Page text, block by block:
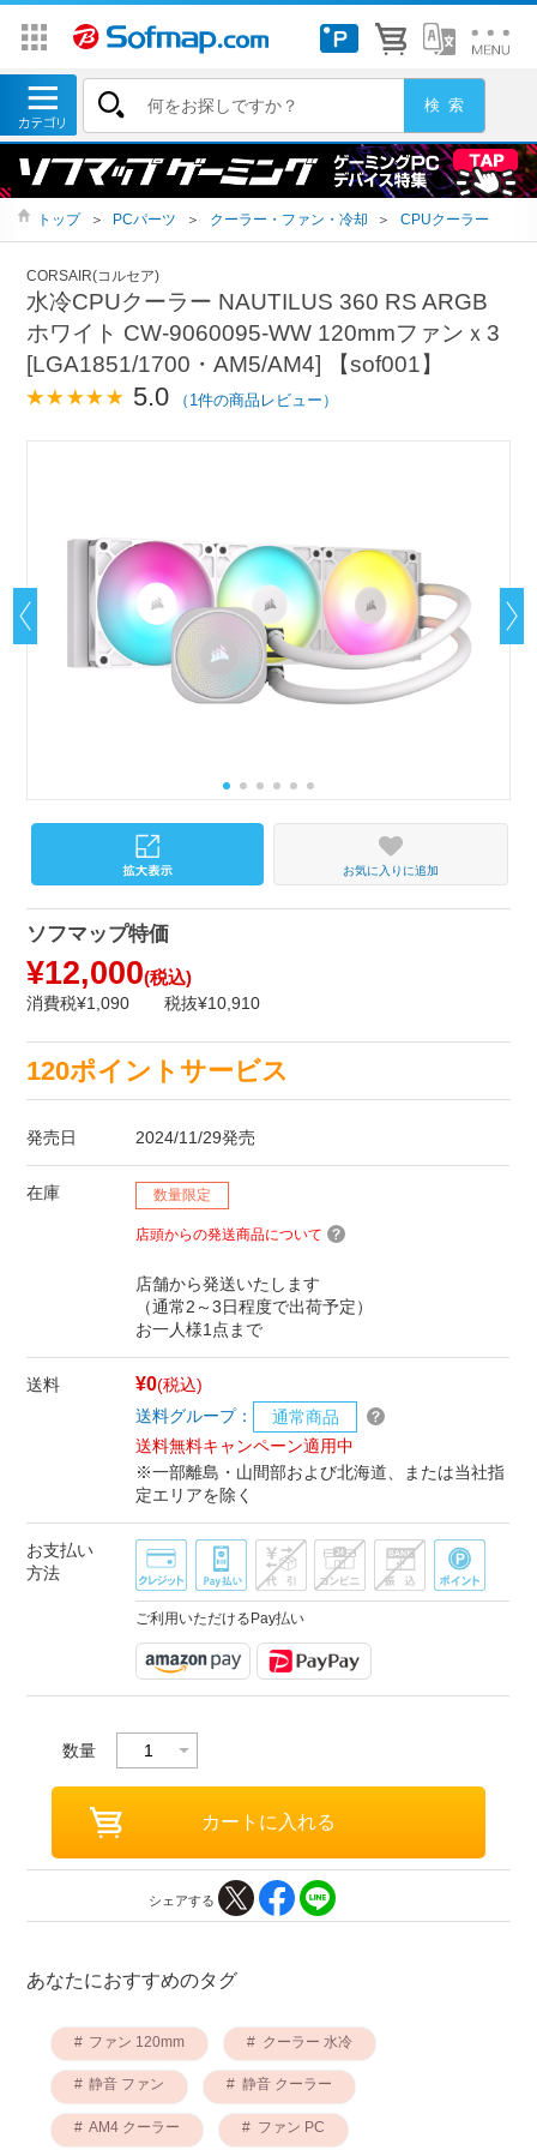
トップ ＞ PCパーツ ＞ クーラー・ファン・冷却 ＞ CPUクーラー
CORSAIR(コルセア)
水冷CPUクーラー NAUTILUS 360 RS ARGB
ホワイト CW-9060095-WW 120mmファンｘ3
[LGA1851/1700・AM5/AM4] 【sof001】
5.0 （1件の商品レビュー）
お気に入りに追加
ソフマップ特価
¥12,000(税込)
消費税¥1,090 税抜¥10,910
120ポイントサービス
発売日 2024/11/29発売
在庫 数量限定
店頭からの発送商品について
店舗から発送いたします
（通常2～3日程度で出荷予定）
お一人様1点まで
送料 ¥0(税込)
送料グループ：
通常商品
送料無料キャンペーン適用中
※一部離島・山間部および北海道、または当社指
定エリアを除く
お支払い
方法
ご利用いただけるPay払い
数量
シェアする
あなたにおすすめのタグ
ファン 120mm クーラー 水冷
静音 ファン 静音 クーラー
AM4 クーラー ファン PC